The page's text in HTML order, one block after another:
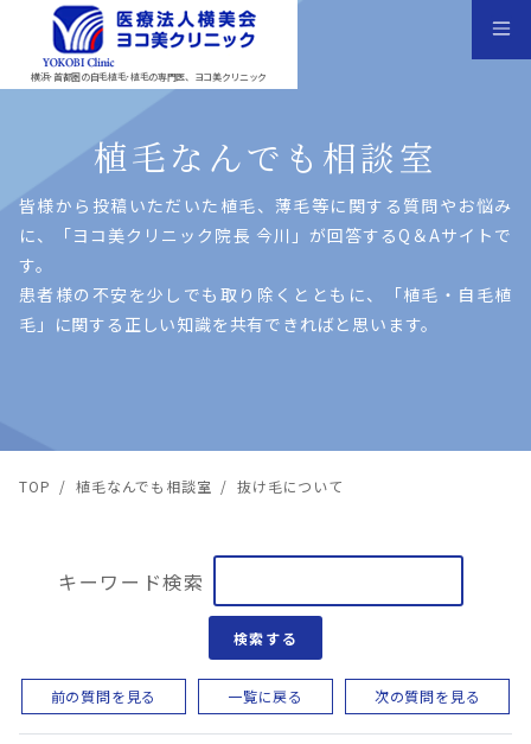
横浜･首都圏の自毛植毛･植毛の専門医、ヨコ美クリニック
植毛なんでも相談室
皆様から投稿いただいた植⽑、薄⽑等に関する質問やお悩み
に、「ヨコ美クリニック院⻑ 今川」が回答するQ＆Aサイトで
す。
患者様の不安を少しでも取り除くとともに、「植⽑・⾃⽑植
⽑」に関する正しい知識を共有できればと思います。
TOP / 植毛なんでも相談室 / 抜け毛について
キーワード検索
検索する
前の質問を見る 一覧に戻る 次の質問を見る